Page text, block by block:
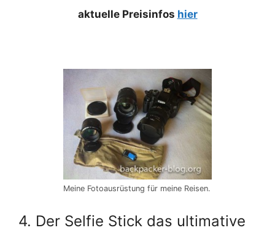
aktuelle Preisinfos hier
Meine Fotoausrüstung für meine Reisen.
4. Der Selfie Stick das ultimative